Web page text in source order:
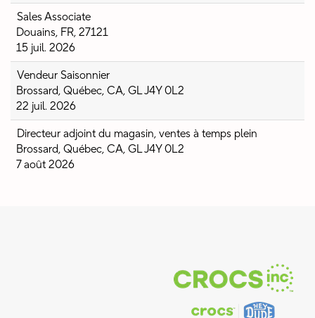
Sales Associate
Douains, FR, 27121
15 juil. 2026
Vendeur Saisonnier
Brossard, Québec, CA, GL J4Y 0L2
22 juil. 2026
Directeur adjoint du magasin, ventes à temps plein
Brossard, Québec, CA, GL J4Y 0L2
7 août 2026